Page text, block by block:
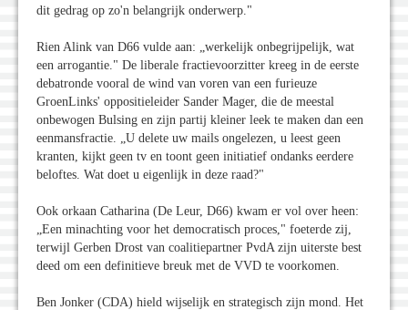
dit gedrag op zo'n belangrijk onderwerp."
Rien Alink van D66 vulde aan: „werkelijk onbegrijpelijk, wat
een arrogantie." De liberale fractievoorzitter kreeg in de eerste
debatronde vooral de wind van voren van een furieuze
GroenLinks' oppositieleider Sander Mager, die de meestal
onbewogen Bulsing en zijn partij kleiner leek te maken dan een
eenmansfractie. „U delete uw mails ongelezen, u leest geen
kranten, kijkt geen tv en toont geen initiatief ondanks eerdere
beloftes. Wat doet u eigenlijk in deze raad?"
Ook orkaan Catharina (De Leur, D66) kwam er vol over heen:
„Een minachting voor het democratisch proces," foeterde zij,
terwijl Gerben Drost van coalitiepartner PvdA zijn uiterste best
deed om een definitieve breuk met de VVD te voorkomen.
Ben Jonker (CDA) hield wijselijk en strategisch zijn mond. Het